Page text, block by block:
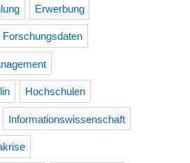
Erwerbung
Forschungsdaten
Hochschulen
Informationswissenschaft